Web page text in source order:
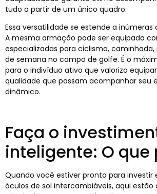
tudo a partir de um único quadro.
Essa versatilidade se estende a inúmeras
A mesma armação pode ser equipada
especializadas para ciclismo,
de semana no campo de golfe. É o
para o indivíduo ativo que valoriza
qualidade que possam acompanhar seu
dinâmico.
Faça o
inteligente: O que
Quando você estiver pronto para investir
óculos de sol intercambiáveis, aqui estão